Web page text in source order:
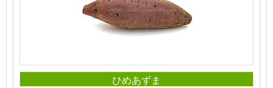
ひめあずま